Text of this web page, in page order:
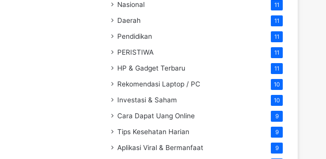
Nasional 11
Daerah 11
Pendidikan 11
PERISTIWA 11
HP & Gadget Terbaru 11
Rekomendasi Laptop / PC 10
Investasi & Saham 10
Cara Dapat Uang Online 9
Tips Kesehatan Harian 9
Aplikasi Viral & Bermanfaat 9